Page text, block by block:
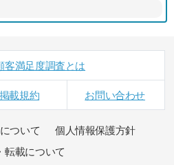
客満足度調査とは
掲載規約 お問い合わせ
ついて
個人情報保護方針
転載について